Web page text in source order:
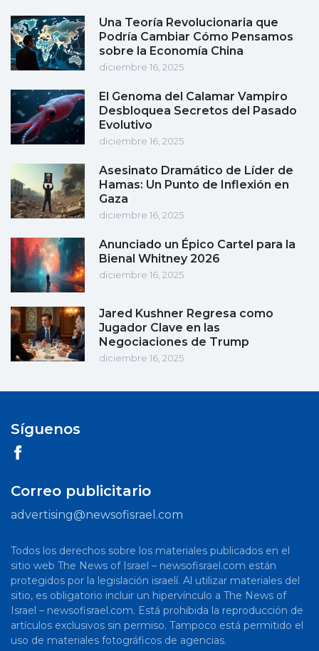
Una Teoría Revolucionaria que
Podría Cambiar Cómo Pensamos
sobre la Economía China
diciembre 16, 2025
El Genoma del Calamar Vampiro
Desbloquea Secretos del Pasado
Evolutivo
diciembre 16, 2025
Asesinato Dramático de Líder de
Hamas: Un Punto de Inflexión en
Gaza
diciembre 16, 2025
Anunciado un Épico Cartel para la
Bienal Whitney 2026
diciembre 16, 2025
Jared Kushner Regresa como
Jugador Clave en las
Negociaciones de Trump
diciembre 16, 2025
Síguenos
Correo publicitario
advertising@newsofisrael.com
Todos los derechos sobre los materiales publicados en el
sitio web The News of Israel – newsofisrael.com están
protegidos por la legislación israelí. Al utilizar materiales del
sitio, es obligatorio incluir un hipervínculo a The News of
Israel – newsofisrael.com. Está prohibida la reproducción de
artículos exclusivos sin permiso. Tampoco está permitido el
uso de materiales fotográficos de agencias.